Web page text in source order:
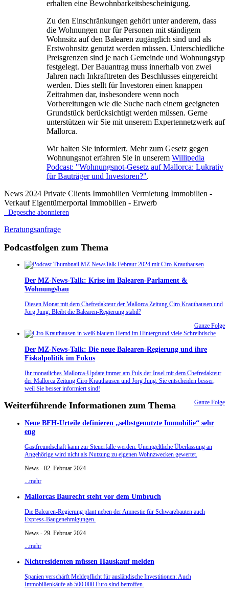
erhalten eine Bewohnbarkeitsbescheinigung.
Zu den Einschränkungen gehört unter anderem, dass
die Wohnungen nur für Personen mit ständigem
Wohnsitz auf den Balearen zugänglich sind und als
Erstwohnsitz genutzt werden müssen. Unterschiedliche
Preisgrenzen sind je nach Gemeinde und Wohnungstyp
festgelegt. Der Bauantrag muss innerhalb von zwei
Jahren nach Inkrafttreten des Beschlusses eingereicht
werden. Dies stellt für Investoren einen knappen
Zeitrahmen dar, insbesondere wenn noch
Vorbereitungen wie die Suche nach einem geeigneten
Grundstück berücksichtigt werden müssen. Gerne
unterstützen wir Sie mit unserem Expertennetzwerk auf
Mallorca.
Wir halten Sie informiert. Mehr zum Gesetz gegen
Wohnungsnot erfahren Sie in unserem Willipedia
Podcast: "Wohnungsnot-Gesetz auf Mallorca: Lukrativ
für Bauträger und Investoren?".
News 2024 Private Clients Immobilien Vermietung Immobilien -
Verkauf Eigentümerportal Immobilien - Erwerb
Depesche abonnieren
Beratungsanfrage
Podcastfolgen zum Thema
Der MZ-News-Talk: Krise im Balearen-Parlament &
Wohnungsbau
Diesen Monat mit dem Chefredakteur der Mallorca Zeitung Ciro Krauthausen und
Jörg Jung: Bleibt die Balearen-Regierung stabil?
Ganze Folge
Der MZ-News-Talk: Die neue Balearen-Regierung und ihre
Fiskalpolitik im Fokus
Ihr monatliches Mallorca-Update immer am Puls der Insel mit dem Chefredakteur
der Mallorca Zeitung Ciro Krauthausen und Jörg Jung. Sie entscheiden besser,
weil Sie besser informiert sind!
Ganze Folge
Weiterführende Informationen zum Thema
Neue BFH-Urteile definieren „selbstgenutzte Immobilie“ sehr
eng
Gastfreundschaft kann zur Steuerfalle werden: Unentgeltliche Überlassung an
Angehörige wird nicht als Nutzung zu eigenen Wohnzwecken gewertet.
News - 02. Februar 2024
...mehr
Mallorcas Baurecht steht vor dem Umbruch
Die Balearen-Regierung plant neben der Amnestie für Schwarzbauten auch
Express-Baugenehmigungen.
News - 29. Februar 2024
...mehr
Nichtresidenten müssen Hauskauf melden
Spanien verschärft Meldepflicht für ausländische Investitionen: Auch
Immobilienkäufe ab 500.000 Euro sind betroffen.